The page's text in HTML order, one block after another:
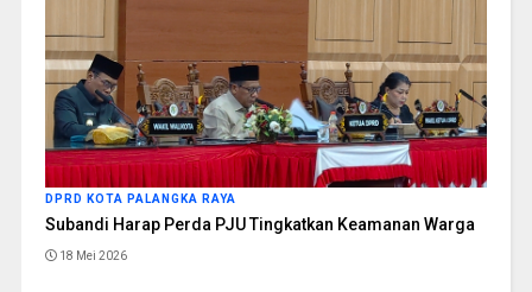
DPRD KOTA PALANGKA RAYA
Subandi Harap Perda PJU Tingkatkan Keamanan Warga
18 Mei 2026